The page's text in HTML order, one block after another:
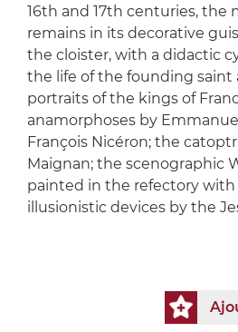
16th and 17th centuries, the
remains in its decorative
the cloister, with a didactic
the life of the founding saint
portraits of the kings of
anamorphoses by
François Nicéron; the
Maignan; the scenographic
painted in the refectory with
illusionistic devices by the